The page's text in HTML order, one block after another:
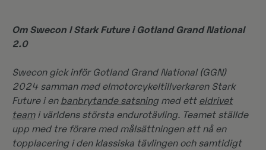
Om Swecon I Stark Future i Gotland Grand National
2.0
Swecon gick inför Gotland Grand National (GGN)
2024 samman med elmotorcykeltillverkaren Stark
Future i en banbrytande satsningmed ett eldrivet
teami världens största endurotävling. Teamet ställde
upp med tre förare med målsättningen att nå en
topplacering i den klassiska tävlingen och samtidigt